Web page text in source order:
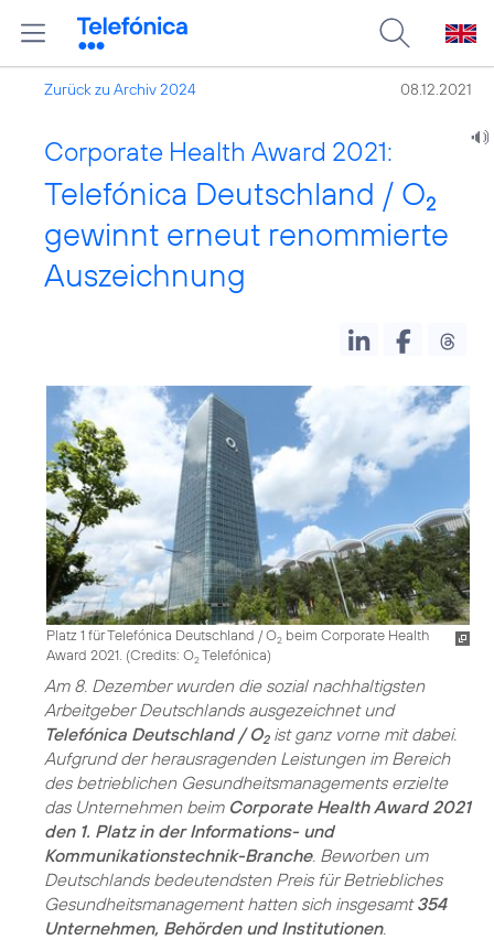
Zurück zu Archiv 2024 08.12.2021
Corporate Health Award 2021:
Telefónica Deutschland / O2
gewinnt erneut renommierte
Auszeichnung
Platz 1 für Telefónica Deutschland / O2 beim Corporate Health
Award 2021. (Credits: O2Telefónica)
Am 8. Dezember wurden die sozial nachhaltigsten
Arbeitgeber Deutschlands ausgezeichnet und
Telefónica Deutschland / O2ist ganz vorne mit dabei.
Aufgrund der herausragenden Leistungen im Bereich
des betrieblichen Gesundheits­managements erzielte
das Unternehmen beim Corporate Health Award 2021
den 1. Platz in der Informations- und
Kommunikationstechnik-Branche. Beworben um
Deutschlands bedeutendsten Preis für Betriebliches
Gesundheitsmanagement hatten sich insgesamt354
Unternehmen, Behörden und Institutionen.